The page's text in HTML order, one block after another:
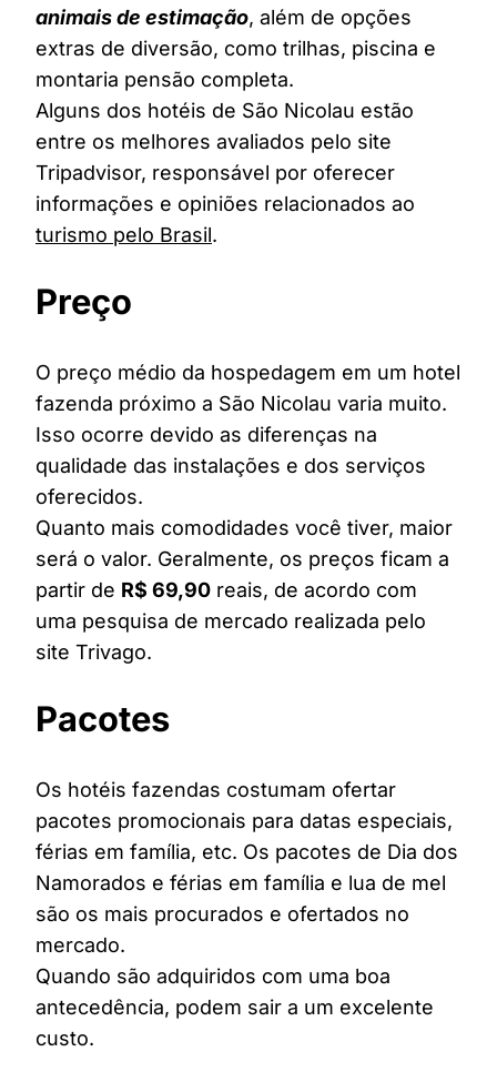
animais de estimação, além de opções
extras de diversão, como trilhas, piscina e
montaria pensão completa.
Alguns dos hotéis de São Nicolau estão
entre os melhores avaliados pelo site
Tripadvisor, responsável por oferecer
informações e opiniões relacionados ao
turismo pelo Brasil.
Preço
O preço médio da hospedagem em um hotel
fazenda próximo a São Nicolau varia muito.
Isso ocorre devido as diferenças na
qualidade das instalações e dos serviços
oferecidos.
Quanto mais comodidades você tiver, maior
será o valor. Geralmente, os preços ficam a
partir de R$ 69,90 reais, de acordo com
uma pesquisa de mercado realizada pelo
site Trivago.
Pacotes
Os hotéis fazendas costumam ofertar
pacotes promocionais para datas especiais,
férias em família, etc. Os pacotes de Dia dos
Namorados e férias em família e lua de mel
são os mais procurados e ofertados no
mercado.
Quando são adquiridos com uma boa
antecedência, podem sair a um excelente
custo.